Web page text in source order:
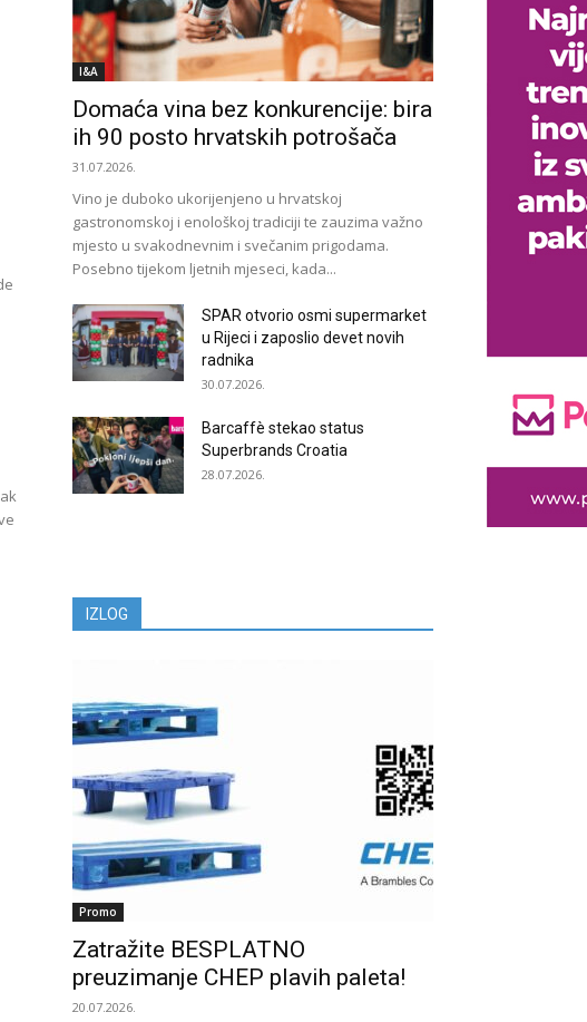
I&A
Domaća vina bez konkurencije: bira
ih 90 posto hrvatskih potrošača
31.07.2026.
Vino je duboko ukorijenjeno u hrvatskoj
gastronomskoj i enološkoj tradiciji te zauzima važno
mjesto u svakodnevnim i svečanim prigodama.
Posebno tijekom ljetnih mjeseci, kada...
SPAR otvorio osmi supermarket
u Rijeci i zaposlio devet novih
radnika
30.07.2026.
Barcaffè stekao status
Superbrands Croatia
28.07.2026.
IZLOG
Promo
Zatražite BESPLATNO
preuzimanje CHEP plavih paleta!
20.07.2026.